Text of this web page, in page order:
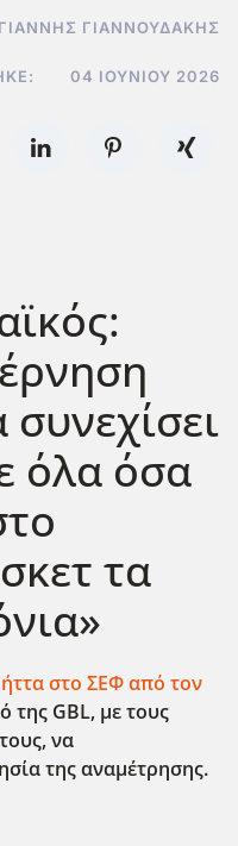
ΓΙΆΝΝΗΣ ΓΙΑΝΝΟΥΔΆΚΗΣ
04 ΙΟΥΝΊΟΥ 2026
όλα όσα
τα
στο ΣΕΦ από τον
της GBL, με τους
να
της αναμέτρησης.